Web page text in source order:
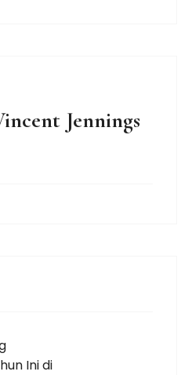
Jennings
Ini di